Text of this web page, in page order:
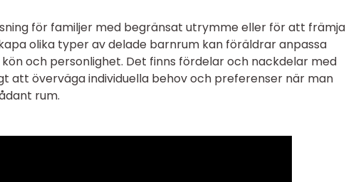
för familjer med begränsat utrymme eller för att främja
olika typer av delade barnrum kan föräldrar anpassa
och personlighet. Det finns fördelar och nackdelar med
att överväga individuella behov och preferenser när man
rum.